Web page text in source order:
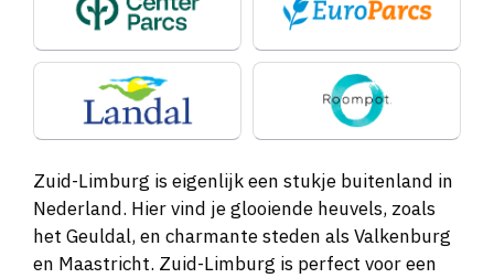
Zuid-Limburg is eigenlijk een stukje buitenland in
Nederland. Hier vind je glooiende heuvels, zoals
het Geuldal, en charmante steden als Valkenburg
en Maastricht. Zuid-Limburg is perfect voor een